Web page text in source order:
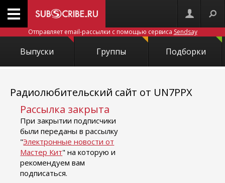
Отправляет email-рассылки с помощью сервиса Sendsay
Выпуски Группы Подборки
Радиолюбительский сайт от UN7PPX
Рассылка закрыта
При закрытии подписчики
были переданы в рассылку
"Электронные новости от
Мастер Кит" на которую и
рекомендуем вам
подписаться.